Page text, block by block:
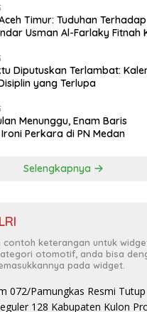
Timur: Tuduhan Terhadap
Usman Al-Farlaky Fitnah
Diputuskan Terlambat:
yang Terlupa
Menunggu, Enam Baris
Perkara di PN Medan
Selengkapnya
contoh keterangan untuk
otomotif, anda bisa
pada widget.